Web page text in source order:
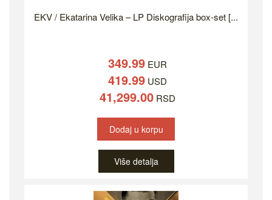
EKV / Ekatarina Velika – LP Diskografija box-set [...
349.99 EUR
419.99 USD
41,299.00 RSD
Dodaj u korpu
Više detalja